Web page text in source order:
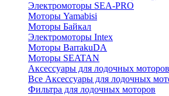
Электромоторы SEA-PRO
Моторы Yamabisi
Моторы Байкал
Электромоторы Intex
Моторы BarrakuDA
Моторы SEATAN
Аксессуары для лодочных моторов
Все Аксессуары для лодочных
Фильтра для лодочных моторов